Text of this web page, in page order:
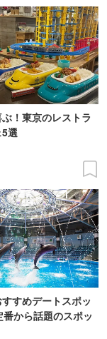
！東京のレストラ
選
すすめデートスポッ
番から話題のスポッ